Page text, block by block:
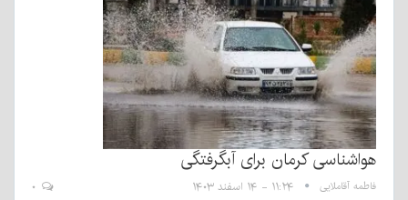
هواشناسی کرمان برای آبگرفتگی
فاطمه آقاملایی ۱۱:۲۴ - ۱۴ اسفند ۱۴۰۳